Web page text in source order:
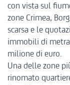
con vista sul
zone Crimea,
scarsa e le
immobili di
milione di euro.
Una delle zone
rinomato